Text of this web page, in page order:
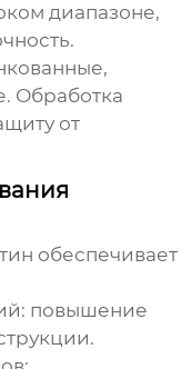
диапазоне,
Обработка
от
обеспечивает
повышение